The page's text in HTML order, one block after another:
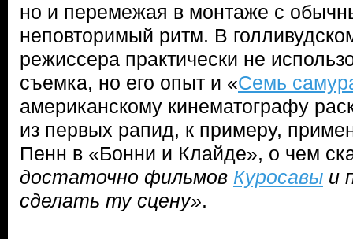
но и перемежая в монтаже с
неповторимый ритм. В
режиссера практически не
съемка, но его опыт и «Семь
американскому кинематографу
из первых рапид, к примеру,
Пенн в «Бонни и Клайде», о чем
достаточно фильмов Куросавы и
сделать ту сцену».